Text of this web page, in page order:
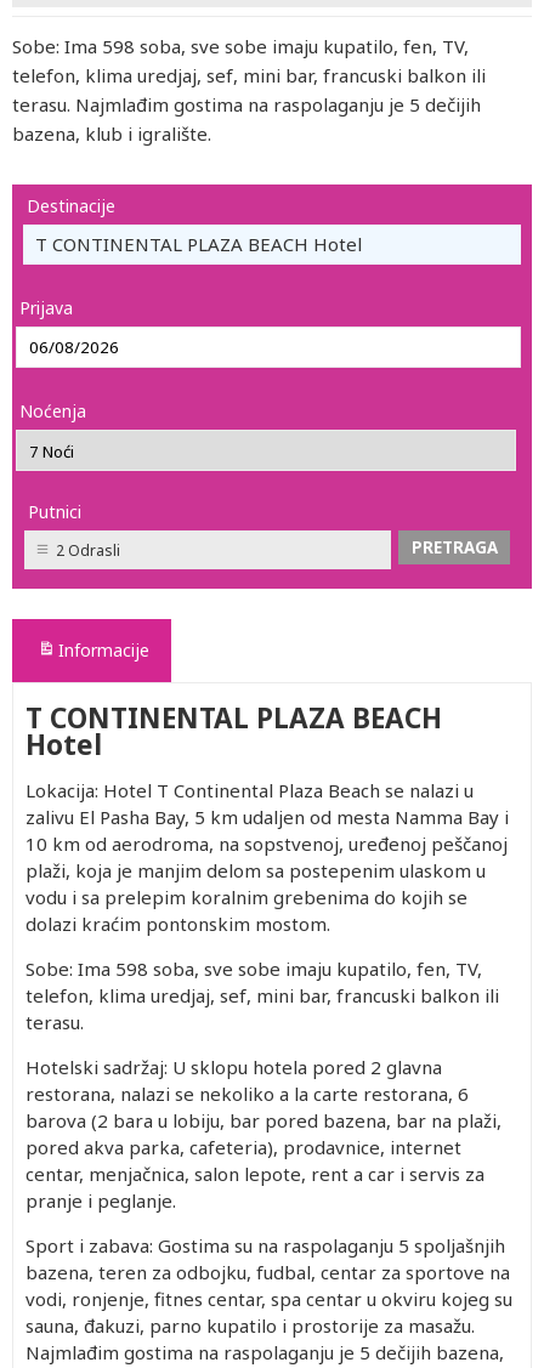
Sobe: Ima 598 soba, sve sobe imaju kupatilo, fen, TV,
telefon, klima uredjaj, sef, mini bar, francuski balkon ili
terasu. Najmlađim gostima na raspolaganju je 5 dečijih
bazena, klub i igralište.
Destinacije
T CONTINENTAL PLAZA BEACH Hotel
Prijava
Noćenja
Putnici
2 Odrasli
Informacije
T CONTINENTAL PLAZA BEACH
Hotel
Lokacija: Hotel T Continental Plaza Beach se nalazi u
zalivu El Pasha Bay, 5 km udaljen od mesta Namma Bay i
10 km od aerodroma, na sopstvenoj, uređenoj peščanoj
plaži, koja je manjim delom sa postepenim ulaskom u
vodu i sa prelepim koralnim grebenima do kojih se
dolazi kraćim pontonskim mostom.
Sobe: Ima 598 soba, sve sobe imaju kupatilo, fen, TV,
telefon, klima uredjaj, sef, mini bar, francuski balkon ili
terasu.
Hotelski sadržaj: U sklopu hotela pored 2 glavna
restorana, nalazi se nekoliko a la carte restorana, 6
barova (2 bara u lobiju, bar pored bazena, bar na plaži,
pored akva parka, cafeteria), prodavnice, internet
centar, menjačnica, salon lepote, rent a car i servis za
pranje i peglanje.
Sport i zabava: Gostima su na raspolaganju 5 spoljašnjih
bazena, teren za odbojku, fudbal, centar za sportove na
vodi, ronjenje, fitnes centar, spa centar u okviru kojeg su
sauna, đakuzi, parno kupatilo i prostorije za masažu.
Najmlađim gostima na raspolaganju je 5 dečijih bazena,